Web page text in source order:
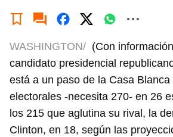
WASHINGTON/ (Con
candidato presidencial
está a un paso de la Casa
electorales -necesita 270- en 26
los 215 que aglutina su rival, la
Clinton, en 18, según las